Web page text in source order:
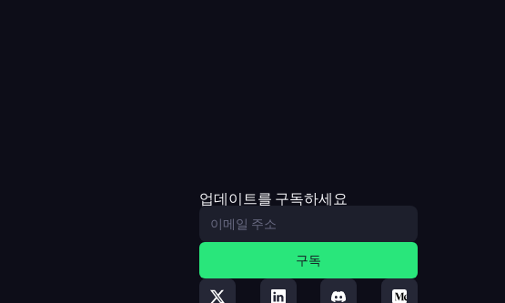
업데이트를 구독하세요
구독